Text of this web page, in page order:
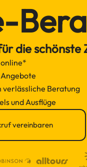
die schönste
verlässliche Beratung
und Ausflüge
vereinbaren